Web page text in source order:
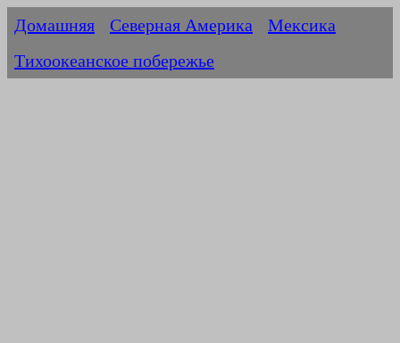
Домашняя Северная Америка
Мексика
Тихоокеанское побережье